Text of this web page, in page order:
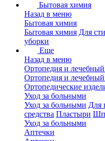
Бытовая химия
Назад в меню
Бытовая химия
Бытовая химия Для
уборки
Еще
Назад в меню
Ортопедия и
Ортопедия и
Ортопедические
Уход за больными
Уход за больными Для
средства Пластыри
Уход за больными
Аптечки